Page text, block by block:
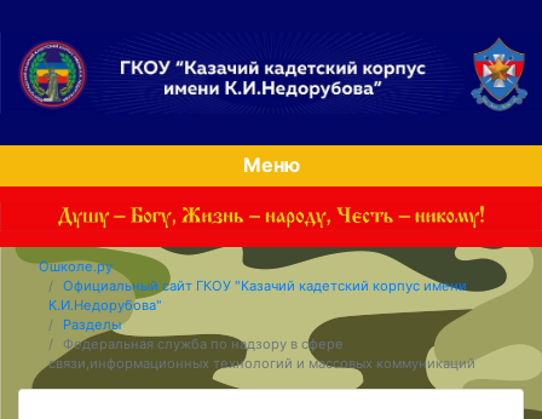
Меню
Ошколе.ру
Официальный сайт ГКОУ "Казачий кадетский корпус имени
К.И.Недорубова"
Разделы
Федеральная служба по надзору в сфере
связи,информационных технологий и массовых коммуникаций